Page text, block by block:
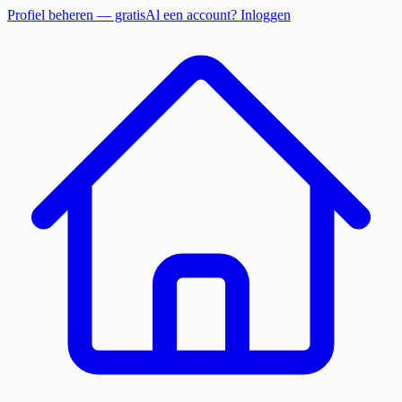
Profiel beheren — gratisAl een account? Inloggen